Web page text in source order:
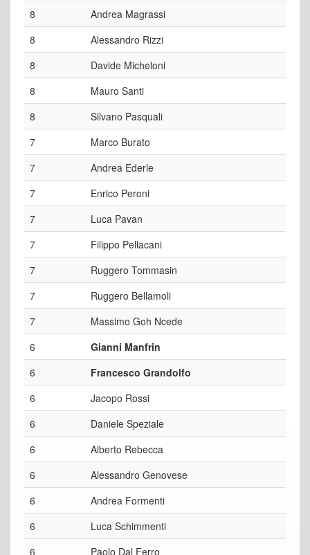
8
Andrea Magrassi
8
Alessandro Rizzi
8
Davide Micheloni
8
Mauro Santi
8
Silvano Pasquali
7
Marco Burato
7
Andrea Ederle
7
Enrico Peroni
7
Luca Pavan
7
Filippo Pellacani
7
Ruggero Tommasin
7
Ruggero Bellamoli
7
Massimo Goh Ncede
6
Gianni Manfrin
6
Francesco Grandolfo
6
Jacopo Rossi
6
Daniele Speziale
6
Alberto Rebecca
6
Alessandro Genovese
6
Andrea Formenti
6
Luca Schimmenti
6
Paolo Dal Ferro